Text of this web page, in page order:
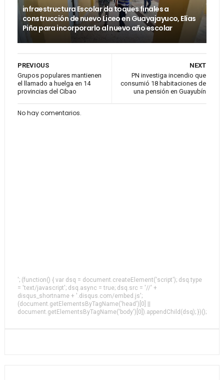
infraestructura Escolar da toques finales a
construcción de nuevo Liceo en Guayajayuco, Elías
Piña para incorporarlo al nuevo año escolar
NEXT
PN investiga incendio que
consumió 18 habitaciones de
una pensión en Guayubín
PREVIOUS
Grupos populares mantienen
el llamado a huelga en 14
provincias del Cibao
No hay comentarios.
'; (function() { var dsq = document.createElement('script'); dsq.type
= 'text/javascript'; dsq.async = true; dsq.src = '//' +
disqus_shortname + '.disqus.com/embed.js';
(document.getElementsByTagName('head')[0] ||
document.getElementsByTagName('body')[0]).appendChild(dsq); })();